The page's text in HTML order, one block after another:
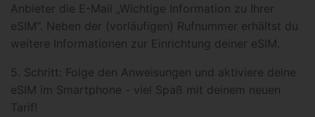
Anbieter die E-Mail „Wichtige Information zu Ihrer
eSIM“. Neben der (vorläufigen) Rufnummer erhältst du
weitere Informationen zur Einrichtung deiner eSIM.
5. Schritt: Folge den Anweisungen und aktiviere deine
eSIM im Smartphone - viel Spaß mit deinem neuen
Tarif!